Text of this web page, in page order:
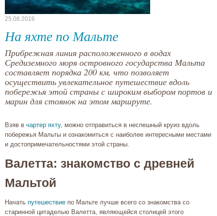
25.08.2016
На яхте по Мальте
Прибрежная линия расположенного в водах
Средиземного моря островного государства Мальта
составляет порядка 200 км, что позволяет
осуществить увлекательное путешествие вдоль
побережья этой страны с широким выбором портов и
марин для стоянок на этом маршруте.
Взяв в чартер яхту, можно отправиться в неспешный круиз вдоль
побережья Мальты и ознакомиться с наиболее интересными местами
и достопримечательностями этой страны.
Валетта: знакомство с древней
Мальтой
Начать путешествие по Мальте лучше всего со знакомства со
старинной цитаделью Валетта, являющейся столицей этого